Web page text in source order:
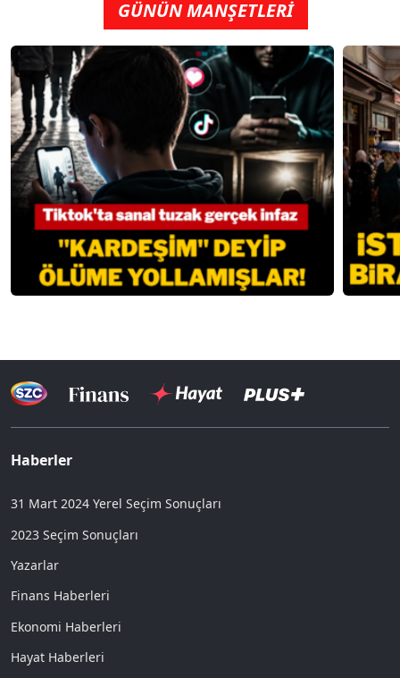
GÜNÜN MANŞETLERİ
Haberler
31 Mart 2024 Yerel Seçim Sonuçları
2023 Seçim Sonuçları
Yazarlar
Finans Haberleri
Ekonomi Haberleri
Hayat Haberleri